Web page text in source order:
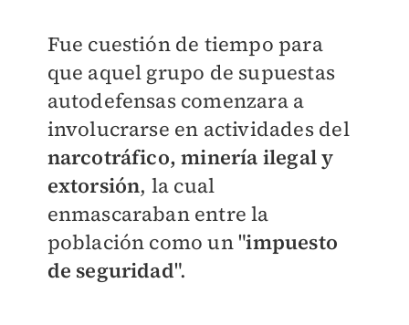
Fue cuestión de tiempo para
que aquel grupo de supuestas
autodefensas comenzara a
involucrarse en actividades del
narcotráfico, minería ilegal y
extorsión, la cual
enmascaraban entre la
población como un "impuesto
de seguridad".